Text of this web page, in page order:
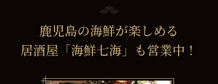
鹿児島の海鮮が楽しめる
居酒屋「海鮮七海」も営業中！